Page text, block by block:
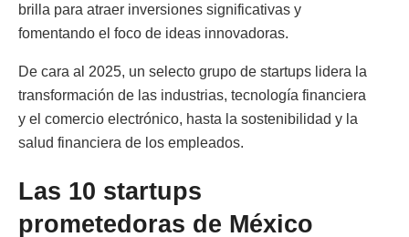
brilla para atraer inversiones significativas y
fomentando el foco de ideas innovadoras.
De cara al 2025, un selecto grupo de startups lidera la
transformación de las industrias, tecnología financiera
y el comercio electrónico, hasta la sostenibilidad y la
salud financiera de los empleados.
Las 10 startups
prometedoras de México